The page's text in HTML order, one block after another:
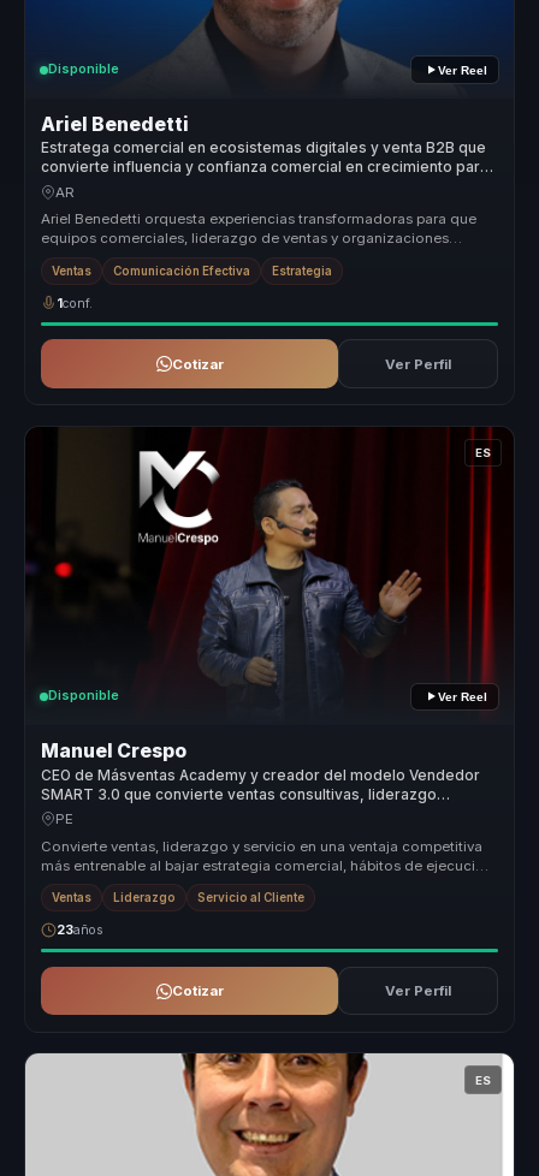
Disponible Ver Reel
Ariel Benedetti
Estratega comercial en ecosistemas digitales y venta B2B que
convierte influencia y confianza comercial en crecimiento para
equipos de alto desempeño.
AR
Ariel Benedetti orquesta experiencias transformadoras para que
equipos comerciales, liderazgo de ventas y organizaciones
orientadas al cr...
Ventas Comunicación Efectiva Estrategia
1conf.
Cotizar Ver Perfil
ES
Disponible Ver Reel
Manuel Crespo
CEO de Másventas Academy y creador del modelo Vendedor
SMART 3.0 que convierte ventas consultivas, liderazgo
comercial y tecnología en equipos más efectivos para
PE
Convierte ventas, liderazgo y servicio en una ventaja competitiva
más entrenable al bajar estrategia comercial, hábitos de ejecución
y te...
Ventas Liderazgo Servicio al Cliente
23años
Cotizar Ver Perfil
ES